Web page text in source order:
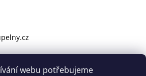
webu potřebujeme
vyberovekoupelny/